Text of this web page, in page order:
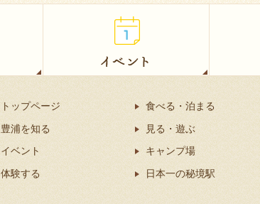
トップページ
豊浦を知る
イベント
体験する
食べる・泊まる
見る・遊ぶ
キャンプ場
日本一の秘境駅